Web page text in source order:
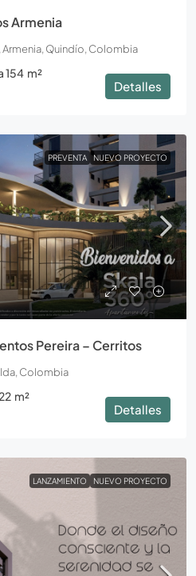
Armenia
Armenia, Quindío, Colombia
154 m²
Detalles
PREVENTA NUEVO PROYECTO
Pereira – Cerritos
Colombia
m²
Detalles
LANZAMIENTO NUEVO PROYECTO